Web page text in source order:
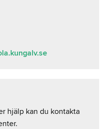
hjälp kan du kontakta